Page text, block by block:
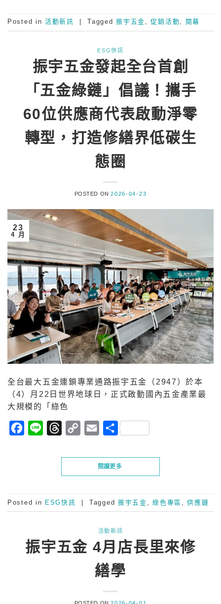
Posted in 活動新訊 Tagged振宇五金 ,促銷活動 開幕
ESG快訊
振宇五金發起全台首創
「五金綠鏈」倡議！攜手
60位供應商代表啟動淨零
轉型，打造修繕界低碳生
態圈
POSTED ON2026-04-23
23
4 月
全台最大五金連鎖專業通路振宇五金（2947）於本
（4）月22日世界地球日，正式啟動國內五金產業最
大規模的「綠色
Facebook
Line Threads
Copy Email分
閱讀更多
Posted in ESG快訊 | Tagged 振宇五金 ,綠色專區 ,供應鏈
活動新訊
振宇五金 4月店長里來修
繕學